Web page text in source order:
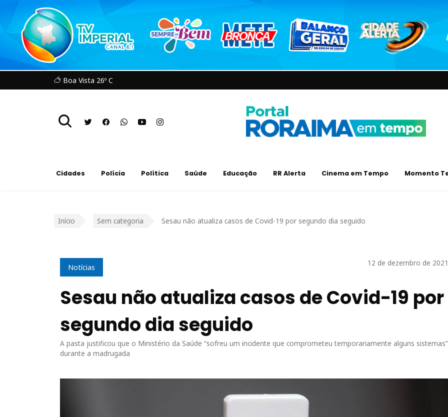
Boa Vista 26º C
Cidades Polícia Política Saúde Educação RR Alerta Cinema em Tempo Momento
Início Sem categoria Sesau não atualiza casos de Covid-19 por segundo dia seguido
Notícias 12 de dezembro de
Sesau não atualiza casos de Covid-19 por
segundo dia seguido
A pasta justificou que o Ministério da Saúde “sofreu um incidente que comprometeu temporariamente alguns sistemas”
durante a madrugada